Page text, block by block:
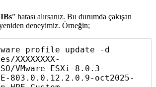
” hatası alırsanız. Bu durumda çakışan
deneyimiz. Örneğin;
profile update -d
XXXXXXXX-
VMware-ESXi-8.0.3-
803.0.0.12.2.0.9-oct2025-